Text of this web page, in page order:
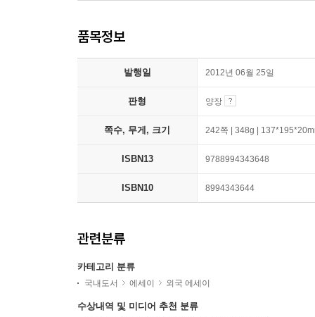
품목정보
발행일 2012년 06월 25일
판형 양장
쪽수, 무게, 크기 242쪽 | 348g |
ISBN13 9788994343648
ISBN10 8994343644
관련분류
카테고리 분류
국내도서 에세이 외국 에세이
수상내역 및 미디어 추천 분류